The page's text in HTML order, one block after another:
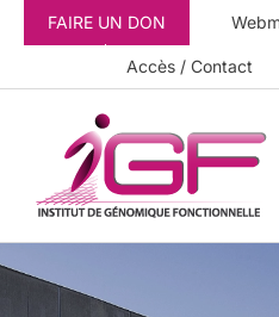
PasserFAIRE UN DON
Accès / Contact